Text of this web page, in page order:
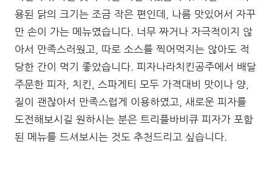
용된 닭의 크기는 조금 작은 편인데, 나름 맛있어서 자꾸
만 손이 가는 메뉴였습니다. 너무 짜거나 자극적이지 않
아서 만족스러웠고, 따로 소스를 찍어먹지는 않아도 적
당한 간이 먹기 좋았습니다. 피자나라치킨공주에서 배달
주문한 피자, 치킨, 스파게티 모두 가격대비 맛이나 양,
질이 괜찮아서 만족스럽게 이용하였고, 새로운 피자를
도전해보시길 원하시는 분은 트리플바비큐 피자가 포함
된 메뉴를 드셔보시는 것도 추천드리고 싶습니다.